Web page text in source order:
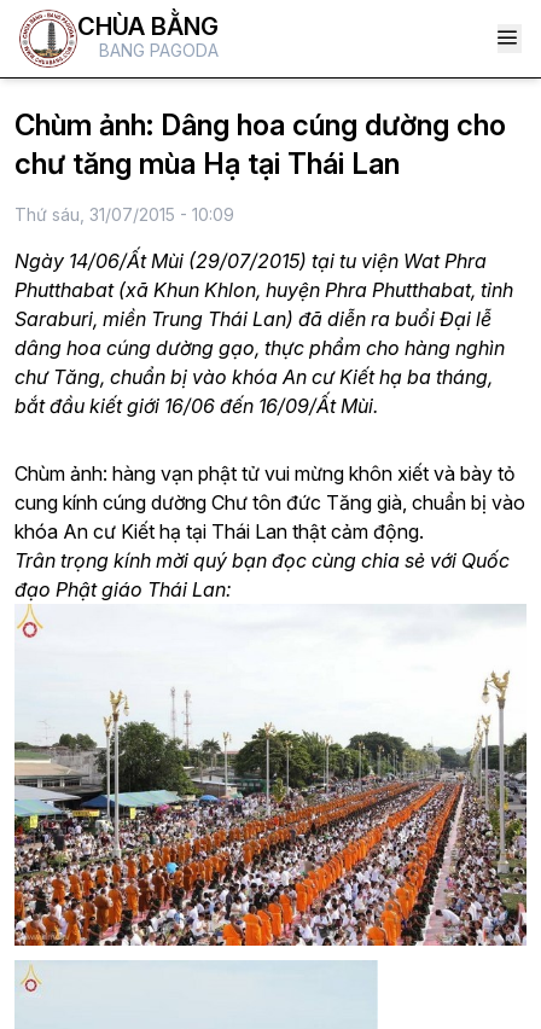
CHÙA BẰNG
BANG PAGODA
Chùm ảnh: Dâng hoa cúng dường cho
chư tăng mùa Hạ tại Thái Lan
Thứ sáu, 31/07/2015 - 10:09
Ngày 14/06/Ất Mùi (29/07/2015) tại tu viện Wat Phra
Phutthabat (xã Khun Khlon, huyện Phra Phutthabat, tỉnh
Saraburi, miền Trung Thái Lan) đã diễn ra buổi Đại lễ
dâng hoa cúng dường gạo, thực phẩm cho hàng nghìn
chư Tăng, chuẩn bị vào khóa An cư Kiết hạ ba tháng,
bắt đầu kiết giới 16/06 đến 16/09/Ất Mùi.
Chùm ảnh: hàng vạn phật tử vui mừng khôn xiết và bày tỏ
cung kính cúng dường Chư tôn đức Tăng già, chuẩn bị vào
khóa An cư Kiết hạ tại Thái Lan thật cảm động.
Trân trọng kính mời quý bạn đọc cùng chia sẻ với Quốc
đạo Phật giáo Thái Lan: